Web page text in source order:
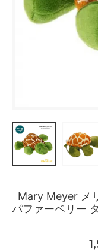
Mary Meyer メ
パファーベリー